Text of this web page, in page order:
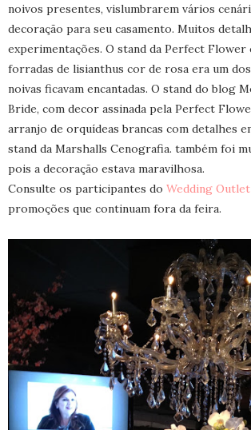
noivos presentes, vislumbrarem vários
decoração para seu casamento. Muitos
experimentações. O stand da Perfect Flower
forradas de lisianthus cor de rosa era um
noivas ficavam encantadas. O stand do blog
Bride, com decor assinada pela Perfect
arranjo de orquídeas brancas com detalhes
stand da Marshalls Cenografia. também foi
pois a decoração estava maravilhosa.
Consulte os participantes do Wedding Outlet
promoções que continuam fora da feira.